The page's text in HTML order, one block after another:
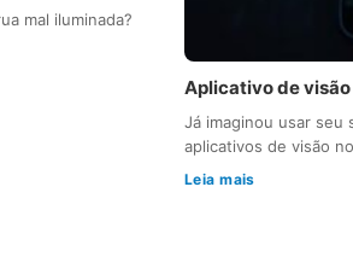
mal iluminada?
Aplicativo de
Já imaginou usar seu
aplicativos de visão
Leia mais